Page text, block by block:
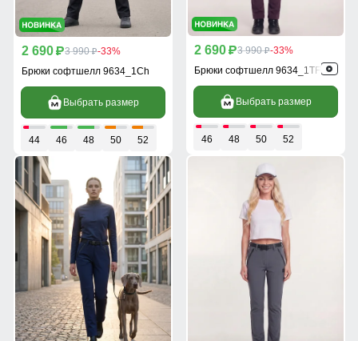
2 690 p3 990 p-33%
Брюки софтшелл 9634_1Ch
Выбрать размер
44 46 48 50 52
2 690 p3 990 p-33%
Брюки софтшелл 9634_1TF
Выбрать размер
46 48 50 52